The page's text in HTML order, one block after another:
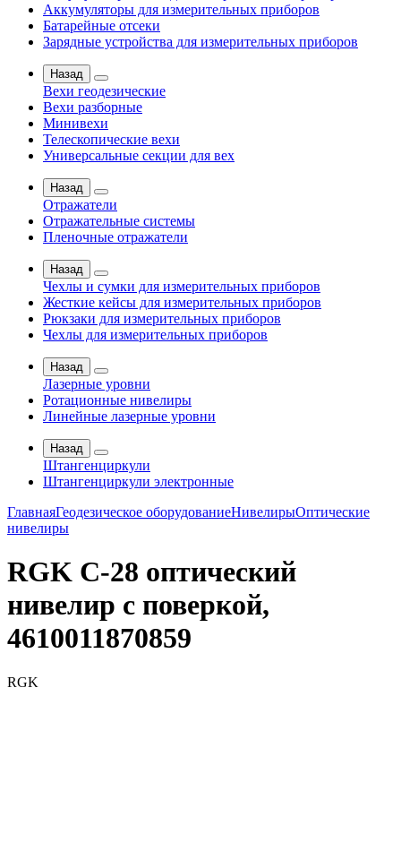
Аккумуляторы для измерительных приборов
Батарейные отсеки
Зарядные устройства для измерительных приборов
Назад
Вехи геодезические
Вехи разборные
Минивехи
Телескопические вехи
Универсальные секции для вех
Назад
Отражатели
Отражательные системы
Пленочные отражатели
Назад
Чехлы и сумки для измерительных приборов
Жесткие кейсы для измерительных приборов
Рюкзаки для измерительных приборов
Чехлы для измерительных приборов
Назад
Лазерные уровни
Ротационные нивелиры
Линейные лазерные уровни
Назад
Штангенциркули
Штангенциркули электронные
ГлавнаяГеодезическое оборудованиеНивелирыОптические
нивелиры
RGK C-28 оптический
нивелир с поверкой,
4610011870859
RGK